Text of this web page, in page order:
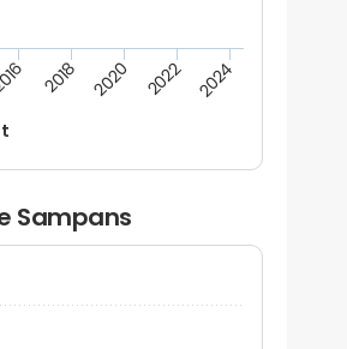
2018 2020 2022 2024
Sampans